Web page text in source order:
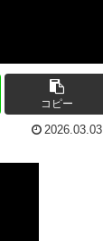
コピー
2026.03.03